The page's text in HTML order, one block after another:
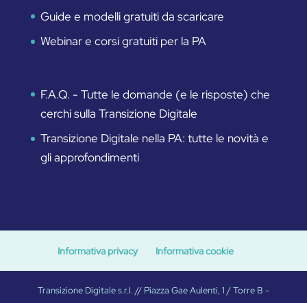
Guide e modelli gratuiti da scaricare
Webinar e corsi gratuiti per la PA
F.A.Q. - Tutte le domande (e le risposte) che
cerchi sulla Transizione Digitale
Transizione Digitale nella PA: tutte le novità e
gli approfondimenti
Informativa privacy Informativa cookie
Transizione Digitale s.r.l. // Piazza Gae Aulenti, 1 / Torre B -